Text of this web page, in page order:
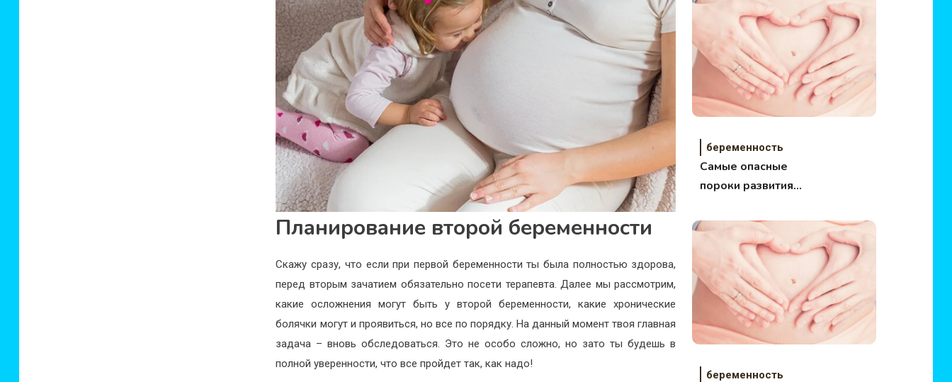
Планирование второй беременности
Скажу сразу, что если при первой беременности ты была полностью здорова,
перед вторым зачатием обязательно посети терапевта. Далее мы рассмотрим,
какие осложнения могут быть у второй беременности, какие хронические
болячки могут и проявиться, но все по порядку. На данный момент твоя главная
задача – вновь обследоваться. Это не особо сложно, но зато ты будешь в
полной уверенности, что все пройдет так, как надо!
беременность
Самые опасные
пороки развития
предотвратить
беременность